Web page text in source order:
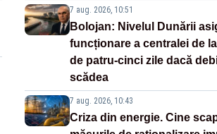
7 aug. 2026, 10:51
Bolojan: Nivelul Dunării
funcționare a centralei de
de patru-cinci zile dacă
scădea
7 aug. 2026, 10:43
Criza din energie. Cine